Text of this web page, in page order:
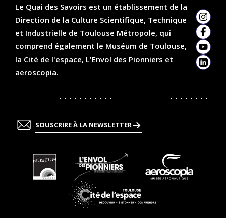
Le Quai des Savoirs est un établissement de la
Direction de la Culture Scientifique, Technique
et Industrielle de Toulouse Métropole, qui
comprend également le Muséum de Toulouse,
la Cité de l'espace, L'Envol des Pionniers et
aeroscopia.
SOUSCRIRE À LA NEWSLETTER
En
savoir
plus